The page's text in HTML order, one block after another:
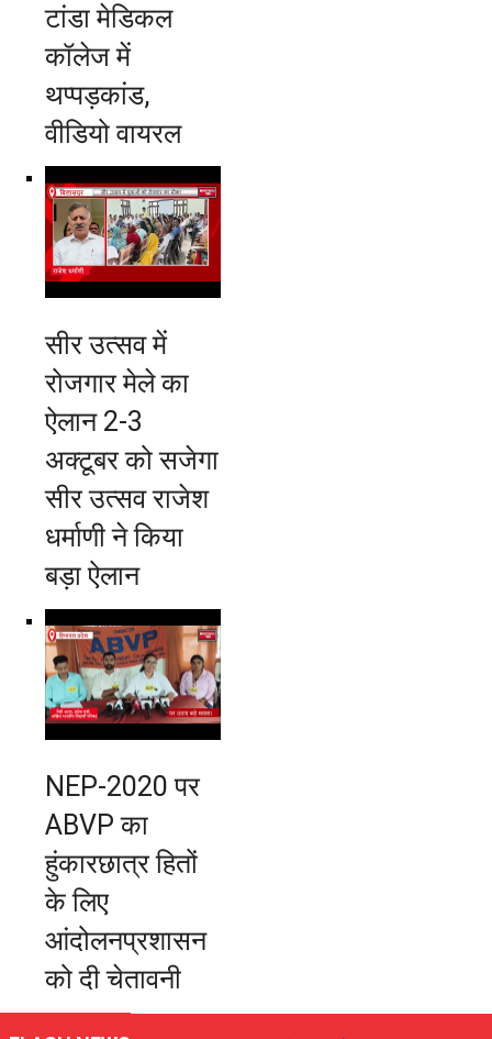
टांडा मेडिकल
कॉलेज में
थप्पड़कांड,
वीडियो वायरल
सीर उत्सव में
रोजगार मेले का
ऐलान 2-3
अक्टूबर को सजेगा
सीर उत्सव राजेश
धर्माणी ने किया
बड़ा ऐलान
NEP-2020 पर
ABVP का
हुंकारछात्र हितों
के लिए
आंदोलनप्रशासन
को दी चेतावनी